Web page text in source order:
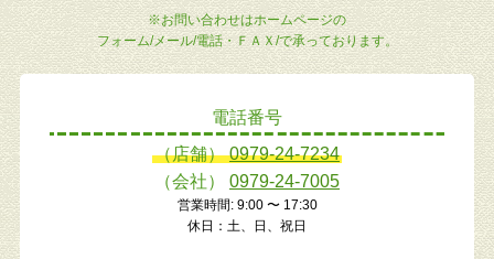
※お問い合わせはホームページの
フォーム/メール/電話・ＦＡＸ/で承っております。
電話番号
（店舗）0979-24-7234
（会社） 0979-24-7005
営業時間: 9:00 〜 17:30
休日：土、日、祝日